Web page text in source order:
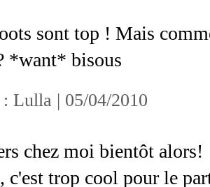
sont top ! Mais
*want* bisous
Lulla | 05/04/2010
chez moi bientôt alors!
c'est trop cool pour le